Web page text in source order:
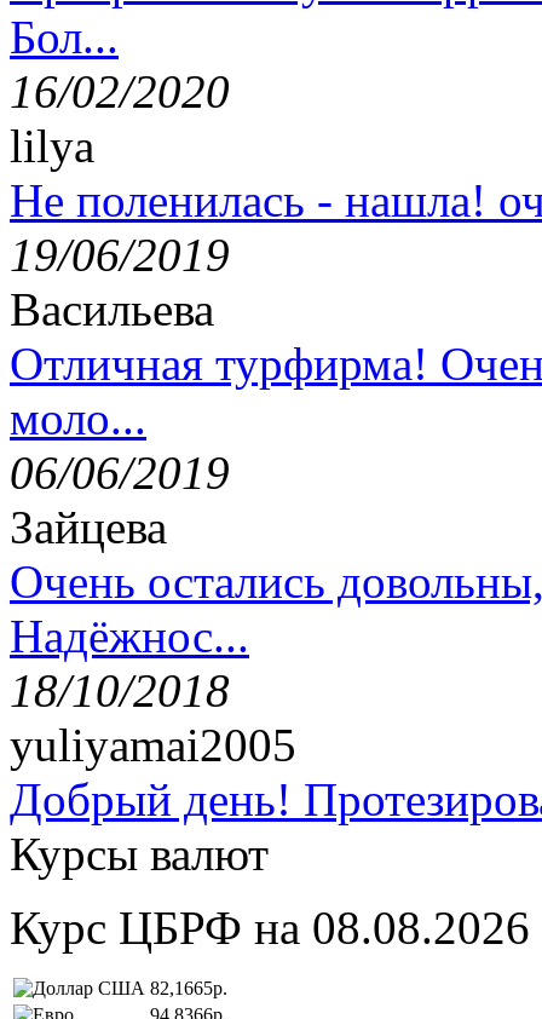
Бол...
16/02/2020
lilya
Не поленилась - нашла!
19/06/2019
Васильева
Отличная турфирма!
моло...
06/06/2019
Зайцева
Очень остались
Надёжнос...
18/10/2018
yuliyamai2005
Добрый день!
Курсы валют
Курс ЦБРФ на 08.08.2026
82,1665р.
94,8366р.